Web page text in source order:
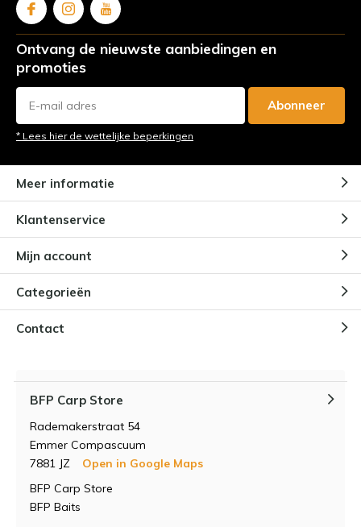
Ontvang de nieuwste aanbiedingen en
promoties
Abonneer
* Lees hier de wettelijke beperkingen
Meer informatie
Klantenservice
Mijn account
Categorieën
Contact
BFP Carp Store
Rademakerstraat 54
Emmer Compascuum
7881 JZ
Open in Google Maps
BFP Carp Store
BFP Baits